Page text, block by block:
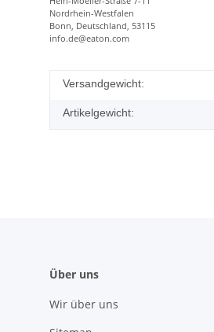
Nordrhein-Westfalen
Bonn, Deutschland, 53115
info.de@eaton.com
Versandgewicht:
Artikelgewicht:
Über uns
Wir über uns